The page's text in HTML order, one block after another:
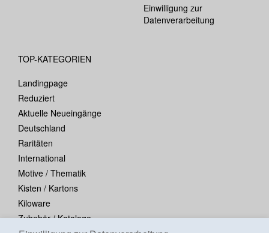
Einwilligung zur
Datenverarbeitung
TOP-KATEGORIEN
Landingpage
Reduziert
Aktuelle Neueingänge
Deutschland
Raritäten
International
Motive / Thematik
Kisten / Kartons
Kiloware
Zubehör / Kataloge